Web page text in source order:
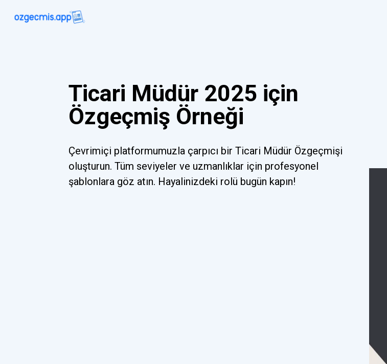
Ticari Müdür 2025 için
Özgeçmiş Örneği
Çevrimiçi platformumuzla çarpıcı bir Ticari Müdür Özgeçmişi
oluşturun. Tüm seviyeler ve uzmanlıklar için profesyonel
şablonlara göz atın. Hayalinizdeki rolü bugün kapın!